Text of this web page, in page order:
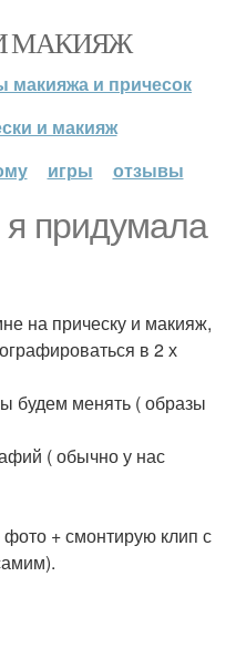
МАКИЯЖ
макияжа и причесок
и макияж
игры отзывы
я придумала
на прическу и макияж,
в 2 х
будем менять ( образы
( обычно у нас
+ смонтирую клип с